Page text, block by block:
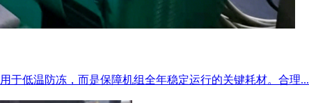
于低温防冻，而是保障机组全年稳定运行的关键耗材。合理...